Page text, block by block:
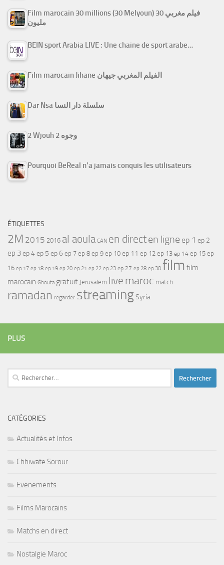
Film marocain 30 millions (30 Melyoun) فيلم مغربي 30
مليون
BEIN sport Arabia LIVE : Une chaine de sport arabe…
Film marocain Jihane الفيلم المغربي جيهان
Dar Nsa سلسلة دار النسا
2 Wjouh 2 وجوه
Pourquoi BeReal n’a jamais conquis les utilisateurs
ÉTIQUETTES
2M 2015 2016 al aoula CAN en directen ligne ep 1 ep 2
ep 3ep 4ep 5 ep 6 ep 7 ep 8 ep 9 ep 10 ep 11 ep 12 ep 13 ep 14 ep 15 ep
16 ep 17 ep 18 ep 19 ep 20 ep 21 ep 22 ep 23 ep 27 ep 28 ep 30 film film
marocain Ghouta gratuit Jerusalem live maroc match
ramadan regarder streamingSyria
PLUS
Rechercher :
CATÉGORIES
Actualités et Infos
Chhiwate Sorour
Evenements
Films Marocains
Matchs en direct
Nostalgie Maroc